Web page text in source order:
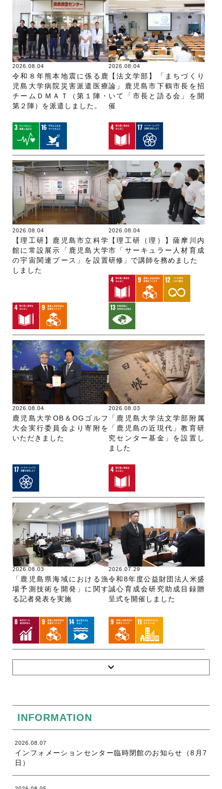
2026.08.04
令和８年熊本地震に係る鹿
児島大学病院災害派遣医療
チームＤＭＡＴ（第１陣・
第２陣）を派遣しました。
2026.08.04
【法文学部】「まちづくり
論」鹿児島市下鶴市長を招
いて「市長と語る会」を開
催
2026.08.04
【理工研】鹿児島市立科学
館に常設展示「鹿児島大学
の宇宙関連ブース」を設置
しました
2026.08.04
【理工研（理）】薩摩川内
市「サーキュラー人材育成
研修」で講師を務めました
2026.08.04
鹿児島大学OB＆OGゴルフ
大会実行委員会より寄附を
いただきました
2026.08.03
「鹿児島大学法文学部附属
「鹿児島の近現代」教育研
究センター基金」を設置し
ました
2026.08.03
「鹿児島県海域における漁
場予測技術を開発」に関す
る記者発表を実施
2026.07.29
令和8年度公益財団法人米盛
誠心育成会研究助成目録贈
呈式を開催しました
INFORMATION
2026.08.07
インフォメーションセンター臨時閉館のお知らせ（8月7
日）